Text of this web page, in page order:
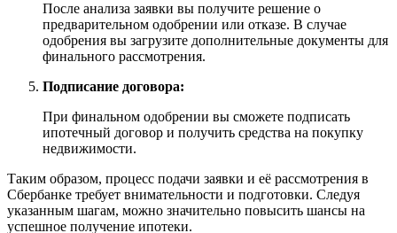
После анализа заявки вы получите решение о
предварительном одобрении или отказе. В случае
одобрения вы загрузите дополнительные документы для
финального рассмотрения.
Подписание договора:
При финальном одобрении вы сможете подписать
ипотечный договор и получить средства на покупку
недвижимости.
Таким образом, процесс подачи заявки и её рассмотрения в
Сбербанке требует внимательности и подготовки. Следуя
указанным шагам, можно значительно повысить шансы на
успешное получение ипотеки.